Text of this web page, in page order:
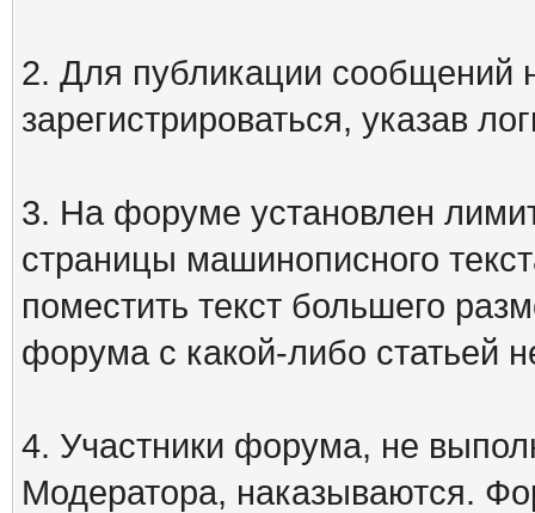
2. Для публикации сообщений
зарегистрироваться, указав
3. На форуме установлен
страницы машинописного
поместить текст большего
форума с какой-либо статьей
4. Участники форума, не
Модератора, наказываются.